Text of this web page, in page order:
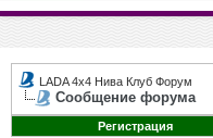
LADA 4x4 Нива Клуб Форум
Сообщение форума
Регистрация